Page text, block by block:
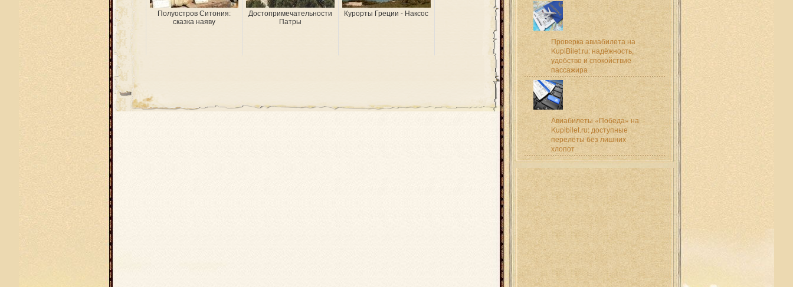
Полуостров Ситония:
сказка наяву
Достопримечательности
Патры
Курорты Греции - Наксос
Проверка авиабилета на
KupiBilet.ru: надёжность,
удобство и спокойствие
пассажира
Авиабилеты «Победа» на
Kupibilet.ru: доступные
перелёты без лишних
хлопот